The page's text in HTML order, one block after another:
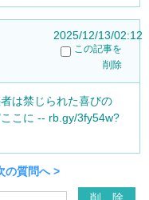
2025/12/13/02:12
この記事を
削除
は禁じられた喜びの
こに -- rb.gy/3fy54w?
の質問へ >